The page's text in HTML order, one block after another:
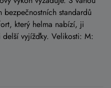
bezpečnostních standardů
který helma nabízí, ji
vyjížďky. Velikosti: M: